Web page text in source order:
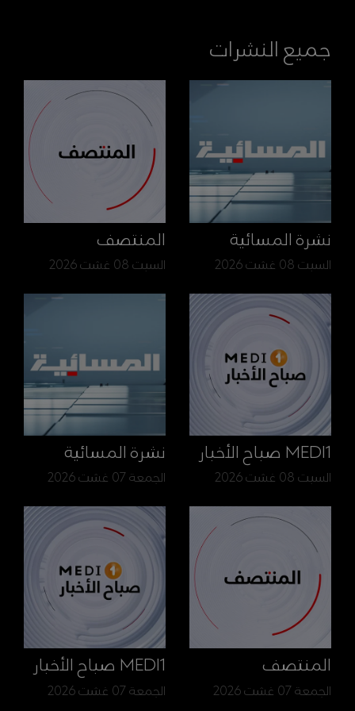
جميع النشرات
نشرة المسائية
السبت 08 غشت 2026
المنتصف
السبت 08 غشت 2026
MEDI1 صباح الأخبار
السبت 08 غشت 2026
نشرة المسائية
الجمعة 07 غشت 2026
المنتصف
الجمعة 07 غشت 2026
MEDI1 صباح الأخبار
الجمعة 07 غشت 2026